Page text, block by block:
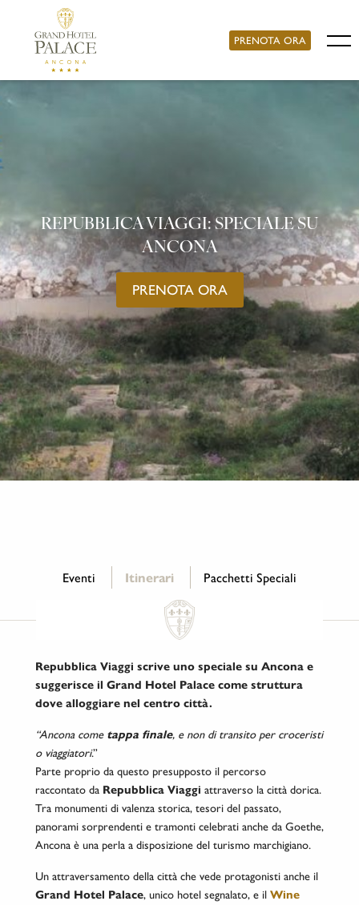
PRENOTA ORA
REPUBBLICA VIAGGI: SPECIALE SU
ANCONA
PRENOTA ORA
Eventi Itinerari Pacchetti Speciali
Repubblica Viaggi scrive uno speciale su Ancona e
suggerisce il Grand Hotel Palace come struttura
dove alloggiare nel centro città.
“Ancona come tappa finale,e non di transito per croceristi
o viaggiatori.”
Parte proprio da questo presupposto il percorso
raccontato da Repubblica Viaggi attraverso la città dorica.
Tra monumenti di valenza storica, tesori del passato,
panorami sorprendenti e tramonti celebrati anche da Goethe,
Ancona è una perla a disposizione del turismo marchigiano.
Un attraversamento della città che vede protagonisti anche il
Grand Hotel Palace, unico hotel segnalato, e il Wine